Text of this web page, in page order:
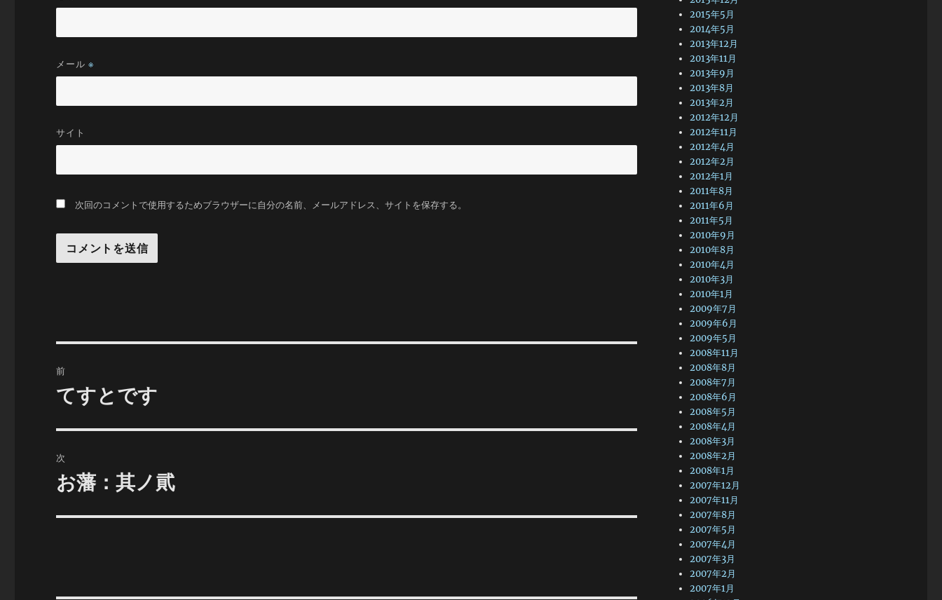
メール※
サイト
次回のコメントで使用するためブラウザーに自分の名前、メールアドレス、サイトを保存する。
稿
ゲ
ン
前
前
投
稿:
てすとです
次
次
投
お藩：其ノ貮
2015年5月
2014年5月
2013年12月
2013年11月
2013年9月
2013年8月
2013年2月
2012年12月
2012年11月
2012年4月
2012年2月
2012年1月
2011年8月
2011年6月
2011年5月
2010年9月
2010年8月
2010年4月
2010年3月
2010年1月
2009年7月
2009年6月
2009年5月
2008年11月
2008年8月
2008年7月
2008年6月
2008年5月
2008年4月
2008年3月
2008年2月
2008年1月
2007年12月
2007年11月
2007年8月
2007年5月
2007年4月
2007年3月
2007年2月
2007年1月